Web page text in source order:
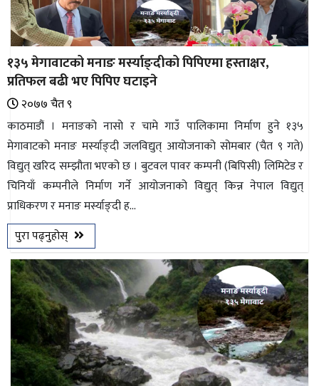
१३५ मेगावाटको मनाङ मर्स्याङ्दीको पिपिएमा हस्ताक्षर,
प्रतिफल बढी भए पिपिए घटाइने
२०७७ चैत ९
काठमाडौं । मनाङको नासो र चामे गाउँ पालिकामा निर्माण हुने १३५
मेगावाटको मनाङ मर्स्याङ्दी जलविद्युत् आयोजनाको सोमबार (चैत ९ गते)
विद्युत् खरिद सम्झौता भएको छ । बुटवल पावर कम्पनी (बिपिसी) लिमिटेड र
चिनियाँ कम्पनीले निर्माण गर्ने आयोजनाको विद्युत् किन्न नेपाल विद्युत्
प्राधिकरण र मनाङ मर्स्याङ्दी ह...
पुरा पढ्नुहोस्